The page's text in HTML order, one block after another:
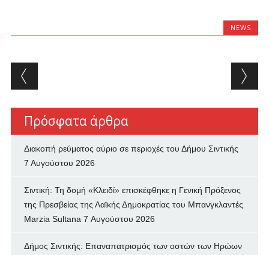
NEWS
Post navigation
Πρόσφατα άρθρα
Διακοπή ρεύματος αύριο σε περιοχές του Δήμου Σιντικής
7 Αυγούστου 2026
Σιντική: Τη δομή «Κλειδί» επισκέφθηκε η Γενική Πρόξενος
της Πρεσβείας της Λαϊκής Δημοκρατίας του Μπανγκλαντές
Marzia Sultana 7 Αυγούστου 2026
Δήμος Σιντικής: Επαναπατρισμός των oστών των Ηρώων